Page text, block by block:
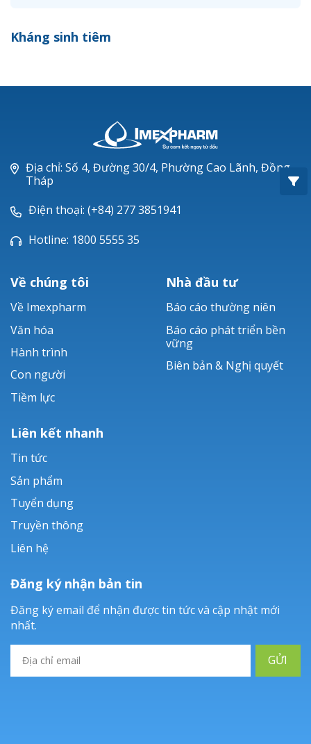
Ceftizoxim®
Piperacillin
Ticarlinat®
Zobacta®
Bacsulfo®
Kháng sinh tiêm
Địa chỉ: Số 4, Đường 30/4, Phường Cao Lãnh, Đồng
Tháp
Điện thoại: (+84) 277 3851941
Hotline: 1800 5555 35
Về chúng tôi
Về Imexpharm
Văn hóa
Hành trình
Con người
Tiềm lực
Nhà đầu tư
Báo cáo thường niên
Báo cáo phát triển bền
vững
Biên bản & Nghị quyết
Liên kết nhanh
Tin tức
Sản phẩm
Tuyển dụng
Truyền thông
Liên hệ
Đăng ký nhận bản tin
Đăng ký email để nhận được tin tức và cập nhật mới
nhất.
GỬI